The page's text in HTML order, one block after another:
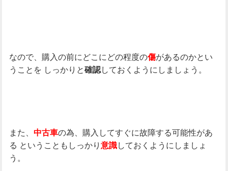
なので、購入の前にどこにどの程度の傷があるのかとい
うことを しっかりと確認しておくようにしましょう。
また、 中古車の為、購入してすぐに故障する可能性があ
る ということもしっかり 意識しておくようにしましょ
う。